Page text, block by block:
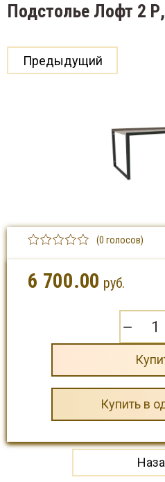
Подстолье Лофт 2
Предыдущий
(0 голосов)
6 700.00 руб.
−
Купить в